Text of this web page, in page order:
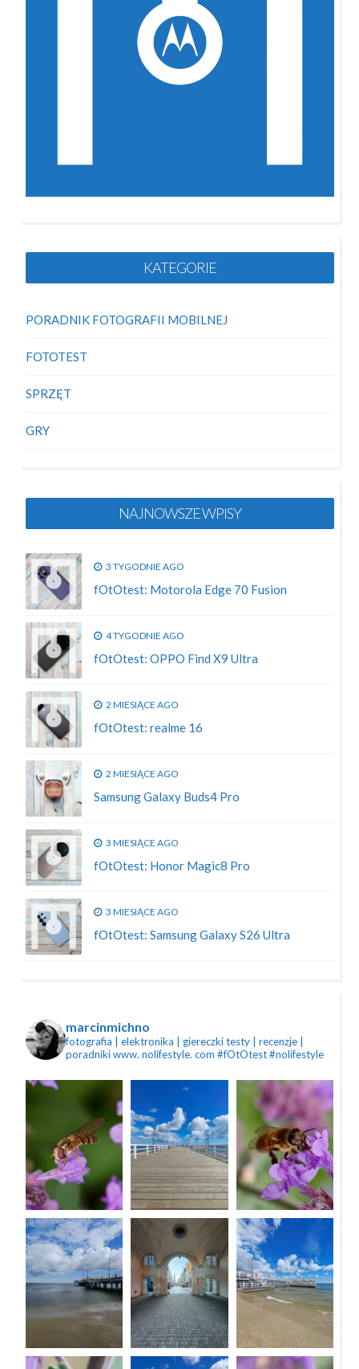
KATEGORIE
PORADNIK FOTOGRAFII MOBILNEJ
FOTOTEST
SPRZĘT
GRY
NAJNOWSZE WPISY
3 TYGODNIE AGO
fOtOtest: Motorola Edge 70 Fusion
4 TYGODNIE AGO
fOtOtest: OPPO Find X9 Ultra
2 MIESIĄCE AGO
fOtOtest: realme 16
2 MIESIĄCE AGO
Samsung Galaxy Buds4 Pro
3 MIESIĄCE AGO
fOtOtest: Honor Magic8 Pro
3 MIESIĄCE AGO
fOtOtest: Samsung Galaxy S26 Ultra
marcinmichno
fotografia | elektronika | giereczkitesty | recenzje |
poradnikiwww. nolifestyle. com #fOtOtest #nolifestyle